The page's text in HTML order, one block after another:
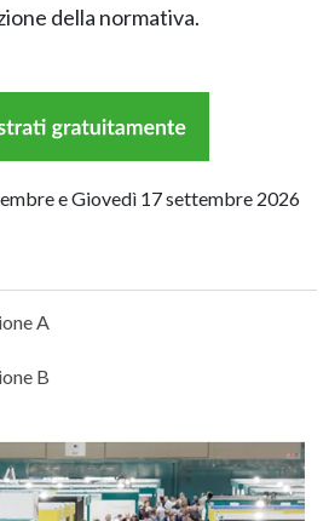
della normativa.
e Giovedì 17 settembre 2026
A
B